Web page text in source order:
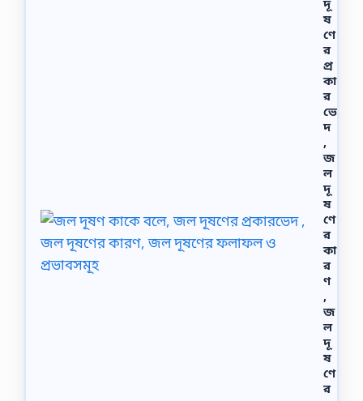
দূ
ষ
ণে
র
প্র
কা
র
ভে
দ
,
জ
ল
দূ
ষ
ণে
র
কা
র
ণ
,
জ
ল
দূ
ষ
ণে
র